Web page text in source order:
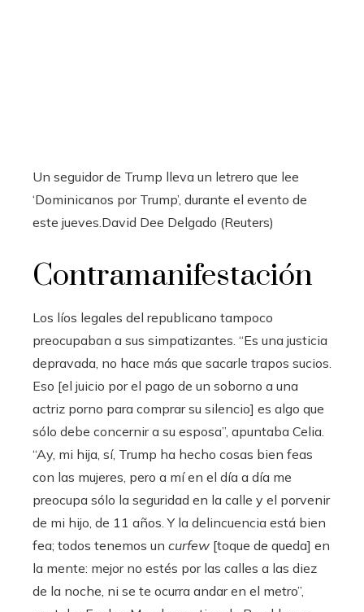
Un seguidor de Trump lleva un letrero que lee
‘Dominicanos por Trump’, durante el evento de
este jueves. David Dee Delgado (Reuters)
Contramanifestación
Los líos legales del republicano tampoco
preocupaban a sus simpatizantes. “Es una justicia
depravada, no hace más que sacarle trapos sucios.
Eso [el juicio por el pago de un soborno a una
actriz porno para comprar su silencio] es algo que
sólo debe concernir a su esposa”, apuntaba Celia.
“Ay, mi hija, sí, Trump ha hecho cosas bien feas
con las mujeres, pero a mí en el día a día me
preocupa sólo la seguridad en la calle y el porvenir
de mi hijo, de 11 años. Y la delincuencia está bien
fea; todos tenemos un curfew [toque de queda] en
la mente: mejor no estés por las calles a las diez
de la noche, ni se te ocurra andar en el metro”,